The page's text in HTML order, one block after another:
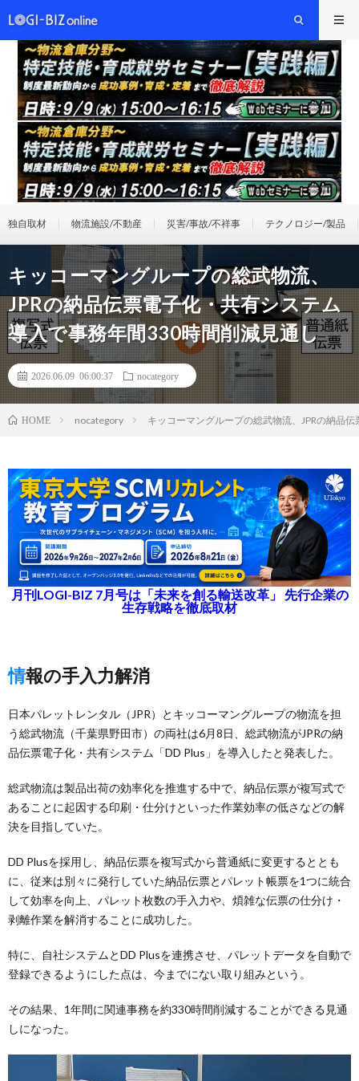
独自取材 物流施設/不動産 災害/事故/不祥事 テクノロジー/製品
キッコーマングループの総武物流、
JPRの納品伝票電子化・共有システム
導入で事務年間330時間削減見通し
2026.06.09 06:00:37 nocategory
HOME nocategory キッコーマングループの総武物流、JPRの納品
月刊LOGI-BIZ 7月号は「未来を創る輸送改革」 先行企業の
生存戦略を徹底取材
情報の手入力解消
日本パレットレンタル（JPR）とキッコーマングループの物流を担
う総武物流（千葉県野田市）の両社は6月8日、総武物流がJPRの納
品伝票電子化・共有システム「DD Plus」を導入したと発表した。
総武物流は製品出荷の効率化を推進する中で、納品伝票が複写式で
あることに起因する印刷・仕分けといった作業効率の低さなどの解
決を目指していた。
DD Plusを採用し、納品伝票を複写式から普通紙に変更するととも
に、従来は別々に発行していた納品伝票とパレット帳票を1つに統合
して効率を向上、パレット枚数の手入力や、煩雑な伝票の仕分け・
剥離作業を解消することに成功した。
特に、自社システムとDD Plusを連携させ、パレットデータを自動で
登録できるようにした点は、今までにない取り組みという。
その結果、1年間に関連事務を約330時間削減することができる見通
しになった。